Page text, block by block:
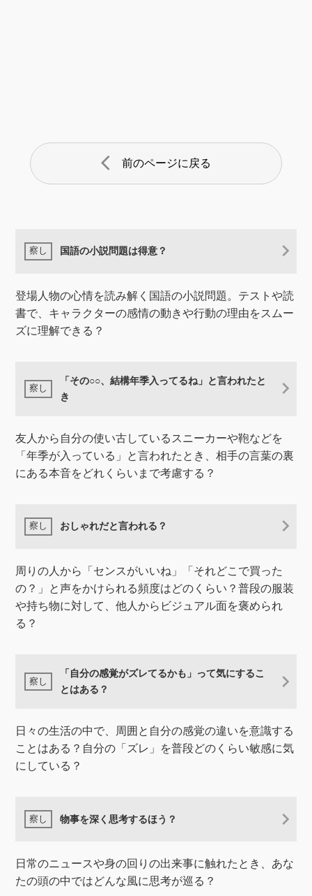
arrow_back_ios 前のページに戻る
国語の小説問題は得意？
登場人物の心情を読み解く国語の小説問題。テストや読
書で、キャラクターの感情の動きや行動の理由をスムー
ズに理解できる？
「その○○、結構年季入ってるね」と言われたと
き
友人から自分の使い古しているスニーカーや鞄などを
「年季が入っている」と言われたとき、相手の言葉の裏
にある本音をどれくらいまで考慮する？
おしゃれだと言われる？
周りの人から「センスがいいね」「それどこで買った
の？」と声をかけられる頻度はどのくらい？普段の服装
や持ち物に対して、他人からビジュアル面を褒められ
る？
「自分の感覚がズレてるかも」って気にするこ
とはある？
日々の生活の中で、周囲と自分の感覚の違いを意識する
ことはある？自分の「ズレ」を普段どのくらい敏感に気
にしている？
物事を深く思考するほう？
日常のニュースや身の回りの出来事に触れたとき、あな
たの頭の中ではどんな風に思考が巡る？